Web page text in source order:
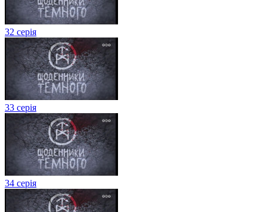
32 серія
33 серія
34 серія